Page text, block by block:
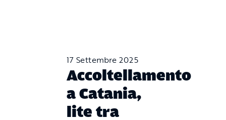
17 Settembre 2025
Accoltellamento
a Catania,
lite tra